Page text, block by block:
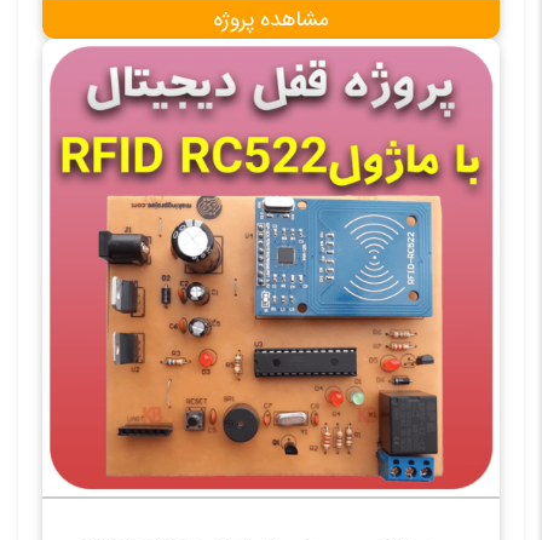
مشاهده پروژه